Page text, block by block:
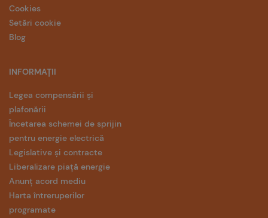
Cookies
Setări cookie
Blog
INFORMAȚII
Legea compensării și
plafonării
Încetarea schemei de sprijin
pentru energie electrică
Legislative și contracte
Liberalizare piață energie
Anunț acord mediu
Harta întreruperilor
programate